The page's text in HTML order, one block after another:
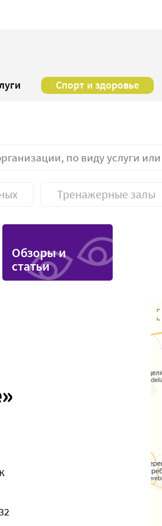
Спорт и здоровье
Санаторий
Соляная пещера
Спортивные секции
Тренажерные залы
Обзоры и
статьи